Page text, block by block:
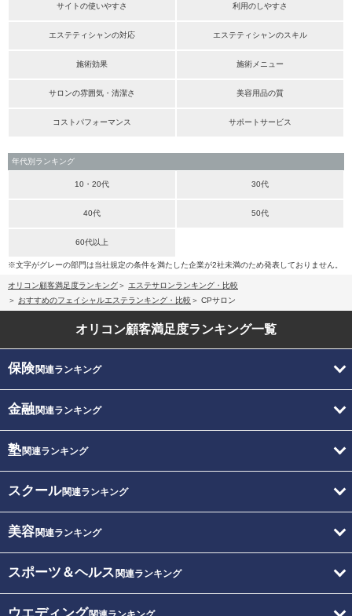
サイトの使いやすさ 利用のしやすさ
エステティシャンの対応 エステティシャンのスキル
施術効果 施術メニュー
サロンの雰囲気・清潔さ 美容用品の質
コストパフォーマンス サポートサービス
年代別ランキング
10・20代 30代
40代 50代
60代以上
※文字がグレーの部門は当社規定の条件を満たした企業が2社未満のため発表しておりません。
オリコン顧客満足度ランキング
エステサロンランキング・比較
おすすめのフェイシャルエステランキング・比較
CPサロン
オリコン顧客満足度ランキング一覧
保険関連ランキング
金融関連ランキング
塾関連ランキング
スクール関連ランキング
美容関連ランキング
スポーツ＆ヘルス 関連ランキング